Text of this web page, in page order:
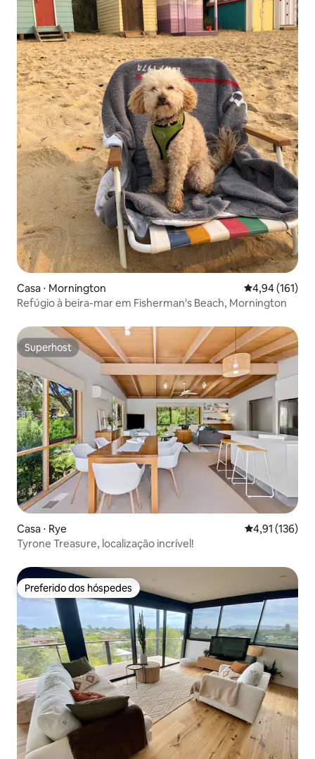
Casa ⋅ Mornington 4,94 de uma
4,94 (161)
Refúgio à beira-mar em Fisherman's Beach, Mornington
Superhost
Superhost
Casa ⋅ Rye 4,91 de uma
4,91 (136)
Tyrone Treasure, localização incrível!
Preferido dos hóspedes
Preferido dos hóspedes